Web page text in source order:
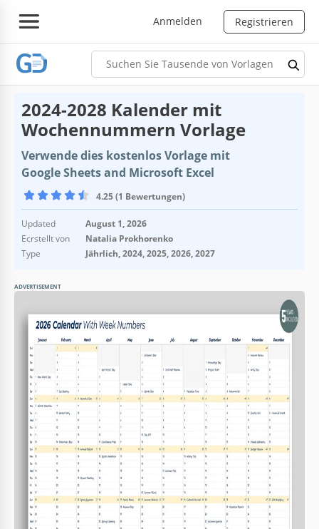
Anmelden Registrieren
2024-2028 Kalender mit
Wochennummern Vorlage
Verwende dies kostenlos Vorlage mit
Google Sheets and Microsoft Excel
4.25 (1 Bewertungen)
Updated
August 1, 2026
Ecrstellt von
Natalia Prokhorenko
Type
Jährlich, 2024, 2025, 2026, 2027
ADVERTISEMENT